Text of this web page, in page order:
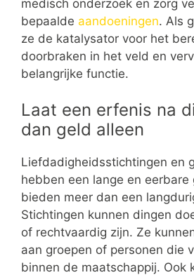
medisch onderzoek en zorg
bepaalde aandoeningen. Als
ze de katalysator voor het
doorbraken in het veld en
belangrijke functie.
Laat een erfenis na
dan geld alleen
Liefdadigheidsstichtingen en
hebben een lange en eerbare
bieden meer dan een
Stichtingen kunnen dingen
of rechtvaardig zijn. Ze
aan groepen of personen die
binnen de maatschappij. Ook